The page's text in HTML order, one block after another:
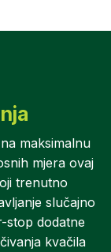
maksimalnu
mjera ovaj
trenutno
slučajno
stop dodatne
kvačila